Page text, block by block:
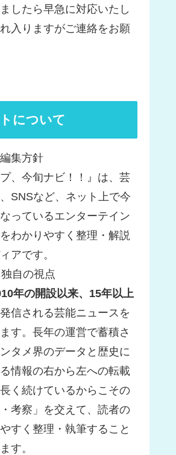
したら早急に対応いたし
入りますがご連絡をお願
について
集方針
プ、今旬ナビ！！』は、芸
SNSなど、ネット上で今
っているエンターテイン
わかりやすく整理・解説
アです。
自の視点
年の開設以来、15年以上
信される芸能ニュースを
す。長年の運営で蓄積さ
タメ界のデータと歴史に
情報の右から左への転載
く続けているからこその
考察」を交えて、読者の
すく整理・執筆すること
す。